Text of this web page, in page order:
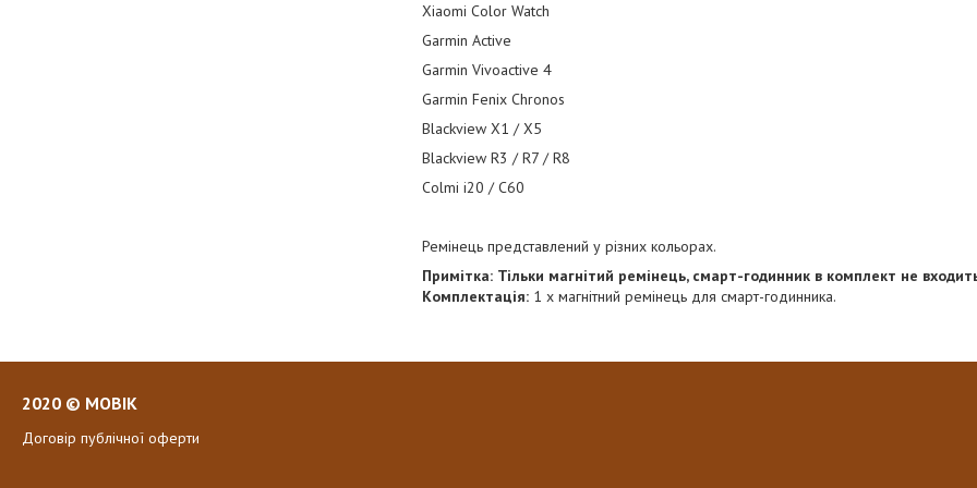
Xiaomi Color Watch
Garmin Active
Garmin Vivoactive 4
Garmin Fenix Chronos
Blackview X1 / X5
Blackview R3 / R7 / R8
Colmi i20 / C60
Ремінець представлений у різних кольорах.
Примітка: Тільки магнітий ремінець, смарт-годинник в комплект не
Комплектація: 1 x магнітний ремінець для смарт-годинника.
2020 © MOBIK
Договір публічної оферти